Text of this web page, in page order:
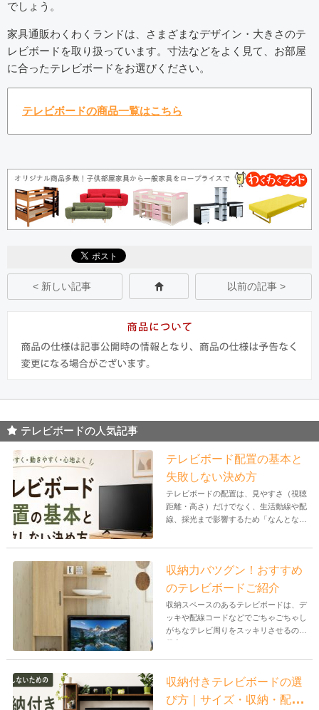
でしょう。
家具通販わくわくランドは、さまざまなデザイン・大きさのテ
レビボードを取り扱っています。寸法などをよく見て、お部屋
に合ったテレビボードをお選びください。
テレビボードの商品一覧はこちら
< 新しい記事 以前の記事 >
テレビボードの人気記事
テレビボード配置の基本と
失敗しない決め方
テレビボードの配置は、見やすさ（視聴
距離・高さ）だけでなく、生活動線や配
線、採光まで影響するため「なんとな
収納力バツグン！おすすめ
のテレビボードご紹介
収納スペースのあるテレビボードは、デ
ッキや配線コードなどでごちゃごちゃし
がちなテレビ周りをスッキリさせるのに
収納付きテレビボードの選
び方｜サイズ・収納・配線